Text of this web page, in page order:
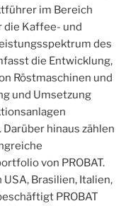
im Bereich
die Kaffee- und
des
die Entwicklung,
Röstmaschinen und
und Umsetzung
hinaus zählen
von PROBAT.
Brasilien, Italien,
PROBAT